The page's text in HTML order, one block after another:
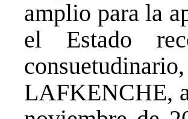
amplio para la
el Estado
LAFKENCHE,